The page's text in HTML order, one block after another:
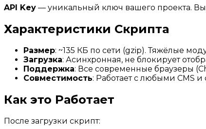
API Key — уникальный ключ вашего проекта. Вы
Характеристики Скрипта
Размер: ~135 КБ по сети (gzip). Тяжёлые
Загрузка: Асинхронная, не блокирует
Поддержка: Все современные браузеры
Совместимость: Работает с любыми CMS
Как это Работает
После загрузки скрипт: